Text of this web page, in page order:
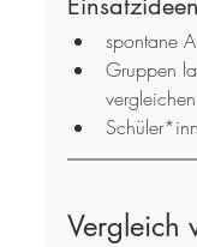
spontane
Gruppen
Vergleich